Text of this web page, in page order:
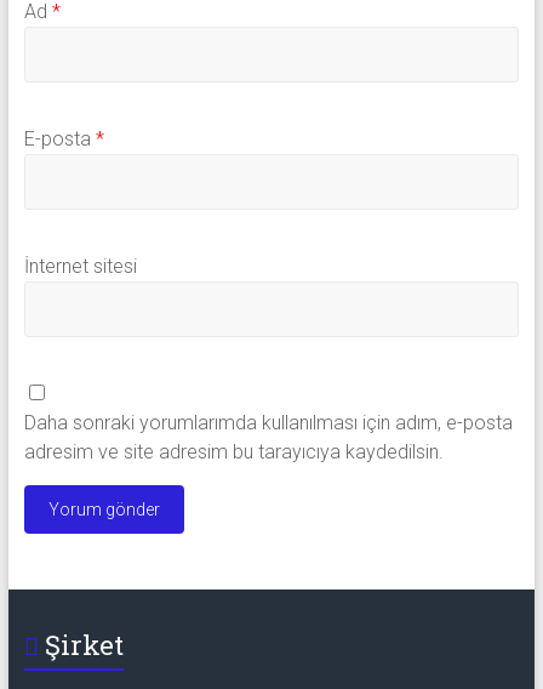
Ad *
E-posta *
İnternet sitesi
Daha sonraki yorumlarımda kullanılması için adım, e-posta
adresim ve site adresim bu tarayıcıya kaydedilsin.
Şirket